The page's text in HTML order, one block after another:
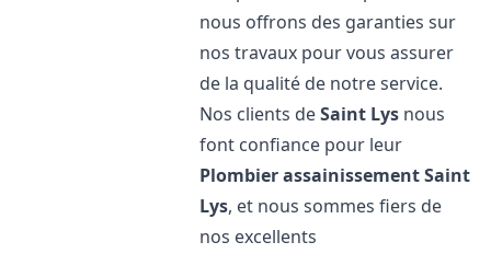
nous offrons des garanties sur
nos travaux pour vous assurer
de la qualité de notre service.
Nos clients deSaint Lys nous
font confiance pour leur
Plombier assainissementSaint
Lys, et nous sommes fiers de
nos excellents